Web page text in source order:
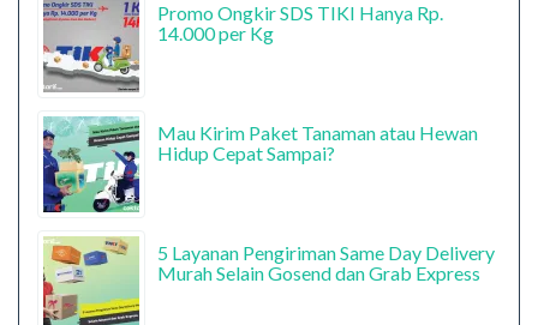
Promo Ongkir SDS TIKI Hanya Rp.
14.000 per Kg
Mau Kirim Paket Tanaman atau Hewan
Hidup Cepat Sampai?
5 Layanan Pengiriman Same Day Delivery
Murah Selain Gosend dan Grab Express